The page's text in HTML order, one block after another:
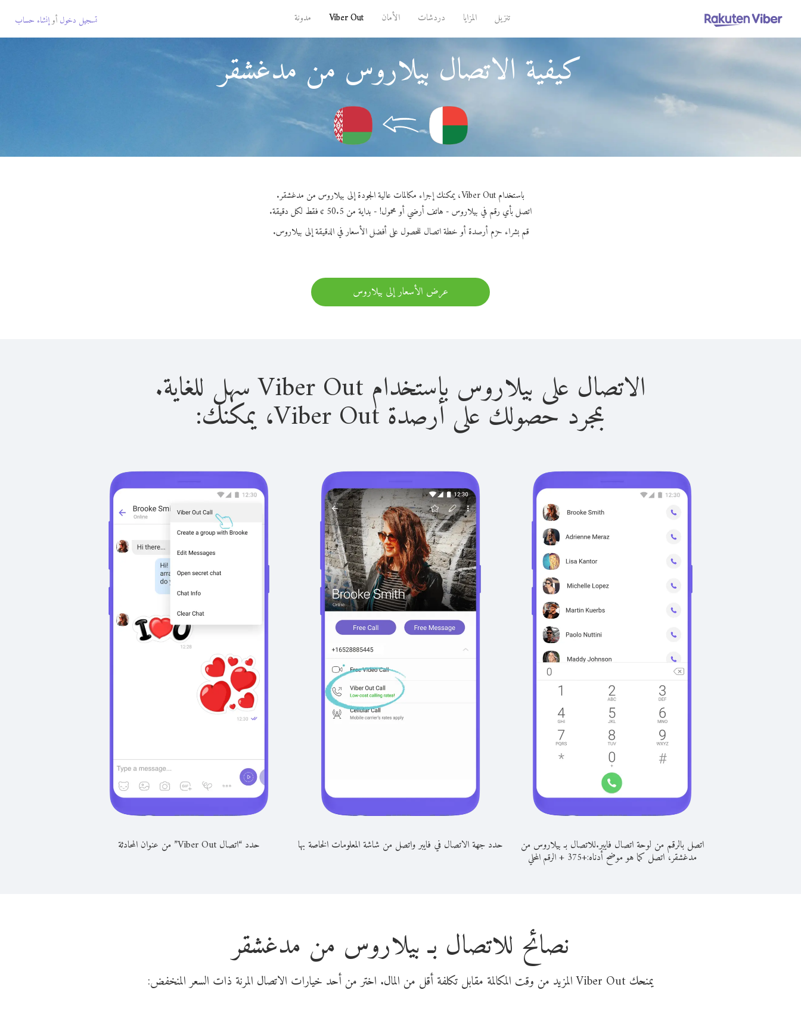
تنزيل المزايا دردشات الأمان Viber Out مدونة تسجيل دخول أوإنشاء حساب
كيفية الاتصال بيلاروس من مدغشقر
باستخدام Viber Out، يمكنك إجراء مكالمات عالية الجودة إلى بيلاروس من مدغشقر.
اتصل بأي رقم في بيلاروس - هاتف أرضي أو محمول! - بداية من 50.5 ¢ فقط لكل دقيقة.
قم بشراء حزم أرصدة أو خطة اتصال للحصول على أفضل الأسعار في الدقيقة إلى بيلاروس.
عرض الأسعار إلى بيلاروس
الاتصال على بيلاروس باستخدام Viber Out سهل للغاية.
بمجرد حصولك على أرصدة Viber Out، يمكنك:
اتصل بالرقم من لوحة اتصال فايبر.للاتصال بـ بيلاروس من
مدغشقر، اتصل كما هو موضح أدناه:+
375
+الرقم المحلي
حدد جهة الاتصال في فايبر واتصل من شاشة المعلومات الخاصة بها حدد “اتصال Viber Out” من عنوان المحادثة
نصائح للاتصال بـ بيلاروس من مدغشقر
يمنحك Viber Out المزيد من وقت المكالمة مقابل تكلفة أقل من المال. اختر من أحد خيارات الاتصال المرنة ذات السعر المنخفض: